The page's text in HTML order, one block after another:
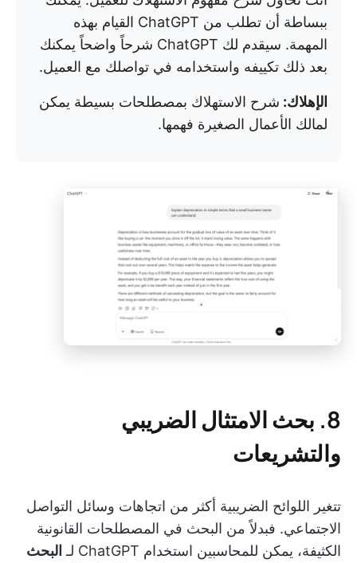
ببساطة أن تطلب من ChatGPT القيام بهذه
المهمة. سيقدم لك ChatGPT شرحاً واضحاً يمكنك
بعد ذلك تكييفه واستخدامه في تواصلك مع العميل.
الإهلاك: شرح الاستهلاك بمصطلحات بسيطة يمكن
لمالك الأعمال الصغيرة فهمها.
8. بحث الامتثال الضريبي
والتشريعات
تتغير اللوائح الضريبية أكثر من اتجاهات وسائل التواصل
الاجتماعي. فبدلاً من البحث في المصطلحات القانونية
الكثيفة، يمكن للمحاسبين استخدام ChatGPT لـ
البحث